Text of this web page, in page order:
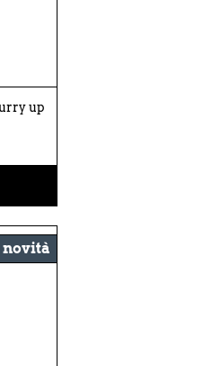
up
novità